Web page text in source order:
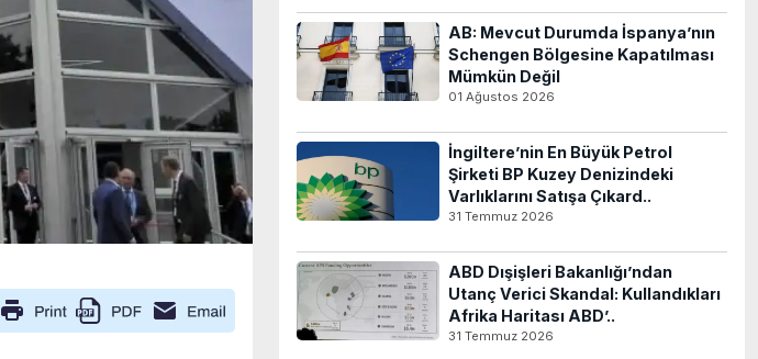
AB: Mevcut Durumda İspanya’nın
Schengen Bölgesine Kapatılması
Mümkün Değil
01 Ağustos 2026
İngiltere’nin En Büyük Petrol
Şirketi BP Kuzey Denizindeki
Varlıklarını Satışa Çıkard..
31 Temmuz 2026
ABD Dışişleri Bakanlığı’ndan
Utanç Verici Skandal: Kullandıkları
Afrika Haritası ABD’..
31 Temmuz 2026